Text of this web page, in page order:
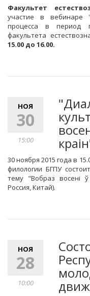
Факультет
участие в вебинаре
процесса в период
факультета
15.00 до 16.00.
НОЯ
30
15:00
30 ноября 2015 года в
филологии БГПУ
тему "Вобраз восені
Россия, Китай).
НОЯ
28
10:00